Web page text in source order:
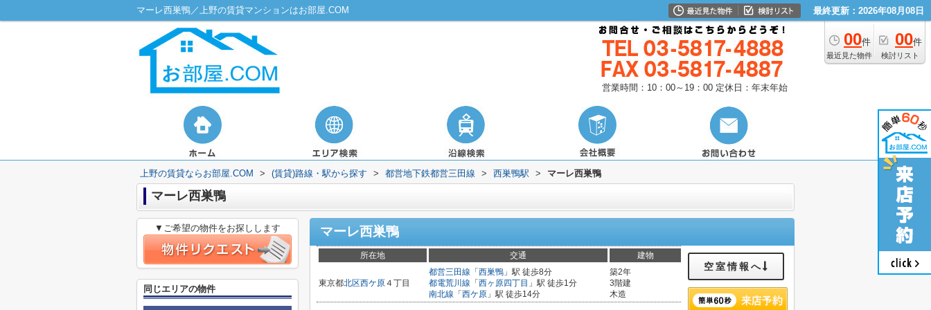
マーレ西巣鴨／上野の賃貸マンションはお部屋.COM 最終更新：2026年08月08日
00件
最近見た物件
00件
検討リスト
営業時間：10：00～19：00 定休日：年末年始
上野の賃貸ならお部屋.COM > (賃貸)路線・駅から探す > 都営地下鉄都営三田線 > 西巣鴨駅 > マーレ西巣鴨
マーレ西巣鴨
マーレ西巣鴨
所在地 交通 建物
東京都北区西ケ原４丁目
都営三田線 「 西巣鴨 」駅 徒歩8分
都電荒川線 「 西ヶ原四丁目 」駅 徒歩1分
南北線 「 西ケ原 」駅 徒歩14分
築2年
3階建
木造
空室情報へ
▼ご希望の物件をお探しします
同じエリアの物件